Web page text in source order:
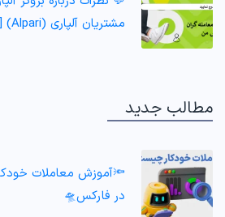
مشتریان آلپاری (Alpari) [عکس گفتگو واقعی] 🔥
مطالب جدید
در فارکس🛸